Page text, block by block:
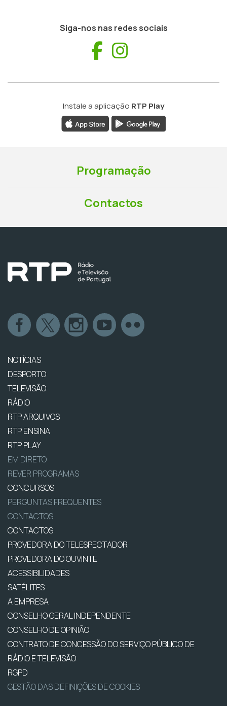
Siga-nos nas redes sociais
Facebook
Instale a aplicação RTP Play
Programação
Contactos
NOTÍCIAS
DESPORTO
TELEVISÃO
RÁDIO
RTP ARQUIVOS
RTP ENSINA
RTP PLAY
EM DIRETO
REVER PROGRAMAS
CONCURSOS
PERGUNTAS FREQUENTES
CONTACTOS
CONTACTOS
PROVEDORA DO TELESPECTADOR
PROVEDORA DO OUVINTE
ACESSIBILIDADES
SATÉLITES
A EMPRESA
CONSELHO GERAL INDEPENDENTE
CONSELHO DE OPINIÃO
CONTRATO DE CONCESSÃO DO SERVIÇO PÚBLICO DE
RÁDIO E TELEVISÃO
RGPD
GESTÃO DAS DEFINIÇÕES DE COOKIES